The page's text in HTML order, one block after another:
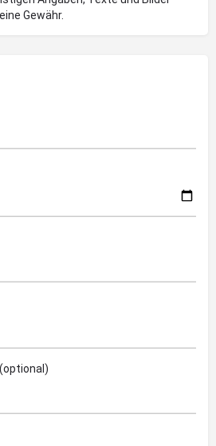
Gewähr.